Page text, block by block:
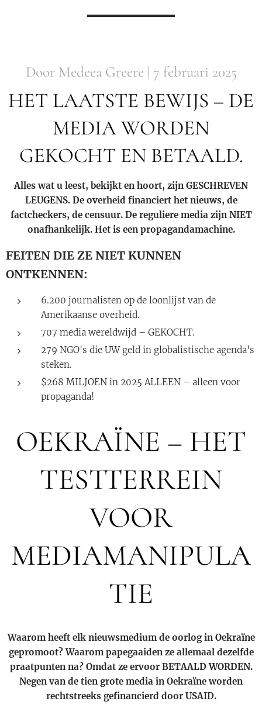
Door Medeea Greere | 7 februari 2025
HET LAATSTE BEWIJS – DE
MEDIA WORDEN
GEKOCHT EN BETAALD.
Alles wat u leest, bekijkt en hoort, zijn GESCHREVEN
LEUGENS. De overheid financiert het nieuws, de
factcheckers, de censuur. De reguliere media zijn NIET
onafhankelijk. Het is een propagandamachine.
FEITEN DIE ZE NIET KUNNEN
ONTKENNEN:
6.200 journalisten op de loonlijst van de
Amerikaanse overheid.
707 media wereldwijd – GEKOCHT.
279 NGO's die UW geld in globalistische agenda's
steken.
$268 MILJOEN in 2025 ALLEEN – alleen voor
propaganda!
OEKRAÏNE – HET
TESTTERREIN
VOOR
MEDIAMANIPULA
TIE
Waarom heeft elk nieuwsmedium de oorlog in Oekraïne
gepromoot? Waarom papegaaiden ze allemaal dezelfde
praatpunten na? Omdat ze ervoor BETAALD WORDEN.
Negen van de tien grote media in Oekraïne worden
rechtstreeks gefinancierd door USAID.